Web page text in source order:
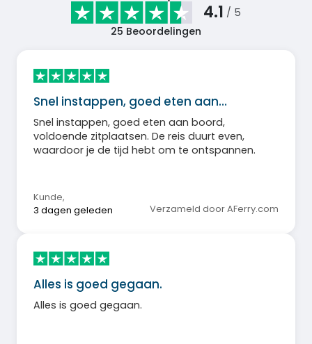
4.1 / 5
25 Beoordelingen
Snel instappen, goed eten aan…
Snel instappen, goed eten aan boord,
voldoende zitplaatsen. De reis duurt even,
waardoor je de tijd hebt om te ontspannen.
Kunde,
3 dagen geleden
Verzameld door AFerry.com
Alles is goed gegaan.
Alles is goed gegaan.